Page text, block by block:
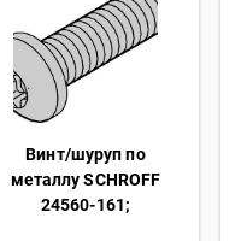
Винт/шуруп по
металлу SCHROFF
24560-161;